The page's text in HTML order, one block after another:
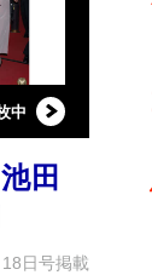
中
田
日号掲載